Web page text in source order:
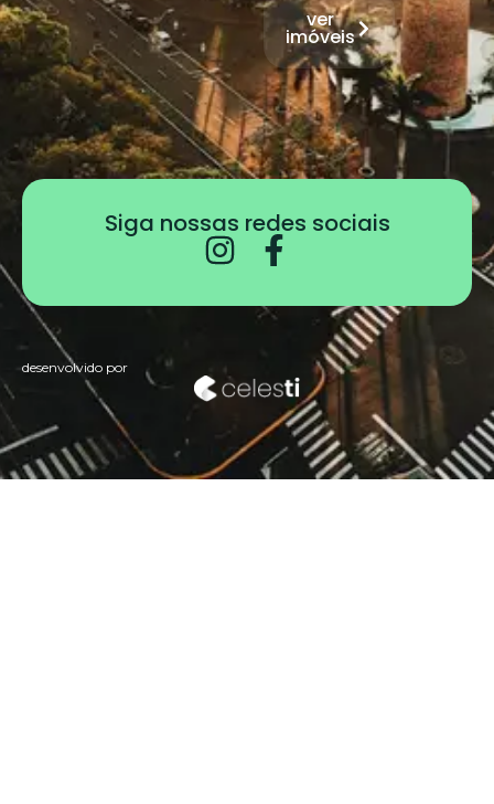
ver
imóveis
Siga nossas redes sociais
desenvolvido por